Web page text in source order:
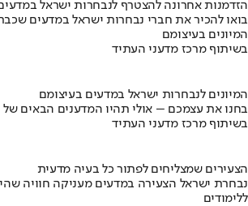
הזדמנות אחרונה להצטרף לנבחרות ישראל
בואו להכיר את חברי נבחרות ישראל במדעים
המיונים בעיצומם
בשיתוף מרכז מדעני העתיד
המיונים לנבחרות ישראל במדעים בעיצומם
בחנו את עצמכם – אולי תהיו המדענים הבאים של
בשיתוף מרכז מדעני העתיד
הצעירים שמצליחים לפתור כל בעיה מדעית
נבחרת ישראל הצעירה במדעים מעניקה חוויה
ללימודים